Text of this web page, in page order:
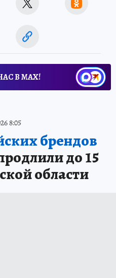
В МАХ!
8:05
брендов
до 15
области